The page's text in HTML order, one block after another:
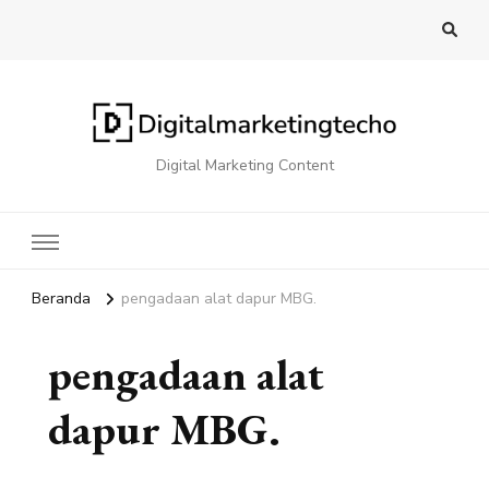
Digital Marketing Content
Beranda pengadaan alat dapur MBG.
pengadaan alat
dapur MBG.